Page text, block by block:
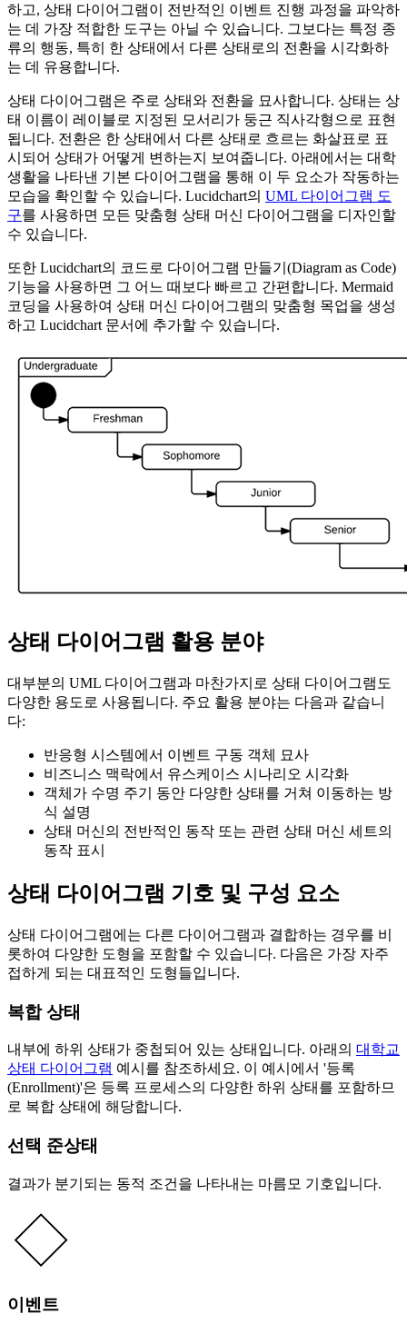
하고, 상태 다이어그램이 전반적인 이벤트 진행 과정을 파악하
는 데 가장 적합한 도구는 아닐 수 있습니다. 그보다는 특정 종
류의 행동, 특히 한 상태에서 다른 상태로의 전환을 시각화하
는 데 유용합니다.
상태 다이어그램은 주로 상태와 전환을 묘사합니다. 상태는 상
태 이름이 레이블로 지정된 모서리가 둥근 직사각형으로 표현
됩니다. 전환은 한 상태에서 다른 상태로 흐르는 화살표로 표
시되어 상태가 어떻게 변하는지 보여줍니다. 아래에서는 대학
생활을 나타낸 기본 다이어그램을 통해 이 두 요소가 작동하는
모습을 확인할 수 있습니다. Lucidchart의 UML 다이어그램 도
구를 사용하면 모든 맞춤형 상태 머신 다이어그램을 디자인할
수 있습니다.
또한 Lucidchart의 코드로 다이어그램 만들기(Diagram as Code)
기능을 사용하면 그 어느 때보다 빠르고 간편합니다. Mermaid
코딩을 사용하여 상태 머신 다이어그램의 맞춤형 목업을 생성
하고 Lucidchart 문서에 추가할 수 있습니다.
상태 다이어그램 활용 분야
대부분의 UML 다이어그램과 마찬가지로 상태 다이어그램도
다양한 용도로 사용됩니다. 주요 활용 분야는 다음과 같습니
다:
반응형 시스템에서 이벤트 구동 객체 묘사
비즈니스 맥락에서 유스케이스 시나리오 시각화
객체가 수명 주기 동안 다양한 상태를 거쳐 이동하는 방
식 설명
상태 머신의 전반적인 동작 또는 관련 상태 머신 세트의
동작 표시
상태 다이어그램 기호 및 구성 요소
상태 다이어그램에는 다른 다이어그램과 결합하는 경우를 비
롯하여 다양한 도형을 포함할 수 있습니다. 다음은 가장 자주
접하게 되는 대표적인 도형들입니다.
복합 상태
내부에 하위 상태가 중첩되어 있는 상태입니다. 아래의 대학교
상태 다이어그램 예시를 참조하세요. 이 예시에서 '등록
(Enrollment)'은 등록 프로세스의 다양한 하위 상태를 포함하므
로 복합 상태에 해당합니다.
선택 준상태
결과가 분기되는 동적 조건을 나타내는 마름모 기호입니다.
이벤트